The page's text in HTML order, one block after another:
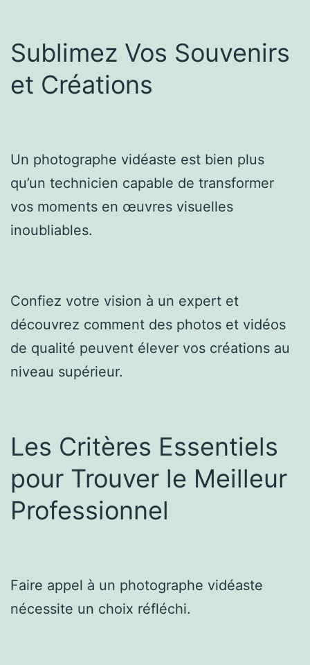
Sublimez Vos Souvenirs
et Créations
Un photographe vidéaste est bien plus
qu’un technicien capable de transformer
vos moments en œuvres visuelles
inoubliables.
Confiez votre vision à un expert et
découvrez comment des photos et vidéos
de qualité peuvent élever vos créations au
niveau supérieur.
Les Critères Essentiels
pour Trouver le Meilleur
Professionnel
Faire appel à un photographe vidéaste
nécessite un choix réfléchi.